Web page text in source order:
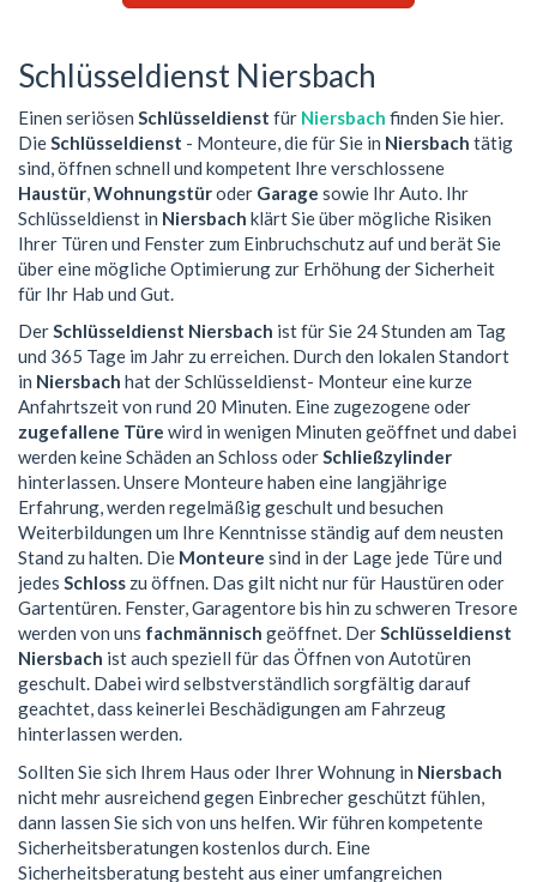
Schlüsseldienst Niersbach
Einen seriösen Schlüsseldienst für Niersbach finden Sie hier.
DieSchlüsseldienst - Monteure, die für Sie in Niersbach tätig
sind, öffnen schnell und kompetent Ihre verschlossene
Haustür,Wohnungstüroder Garage sowie Ihr Auto. Ihr
Schlüsseldienst in Niersbach klärt Sie über mögliche Risiken
Ihrer Türen und Fenster zum Einbruchschutz auf und berät Sie
über eine mögliche Optimierung zur Erhöhung der Sicherheit
für Ihr Hab und Gut.
DerSchlüsseldienst Niersbach ist für Sie 24 Stunden am Tag
und 365 Tage im Jahr zu erreichen. Durch den lokalen Standort
in Niersbach hat der Schlüsseldienst- Monteur eine kurze
Anfahrtszeit von rund 20 Minuten. Eine zugezogene oder
zugefallene Türe wird in wenigen Minuten geöffnet und dabei
werden keine Schäden an Schloss oderSchließzylinder
hinterlassen. Unsere Monteure haben eine langjährige
Erfahrung, werden regelmäßig geschult und besuchen
Weiterbildungen um Ihre Kenntnisse ständig auf dem neusten
Stand zu halten. Die Monteure sind in der Lage jede Türe und
jedes Schloss zu öffnen. Das gilt nicht nur für Haustüren oder
Gartentüren. Fenster, Garagentore bis hin zu schweren Tresore
werden von uns fachmännisch geöffnet. DerSchlüsseldienst
Niersbach ist auch speziell für das Öffnen von Autotüren
geschult. Dabei wird selbstverständlich sorgfältig darauf
geachtet, dass keinerlei Beschädigungen am Fahrzeug
hinterlassen werden.
Sollten Sie sich Ihrem Haus oder Ihrer Wohnung in Niersbach
nicht mehr ausreichend gegen Einbrecher geschützt fühlen,
dann lassen Sie sich von uns helfen. Wir führen kompetente
Sicherheitsberatungen kostenlos durch. Eine
Sicherheitsberatung besteht aus einer umfangreichen